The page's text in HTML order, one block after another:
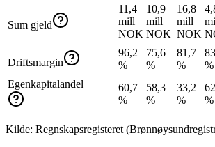
Sum gjeld
11,4
mill
NOK
10,9
mill
NOK
16,8
mill
NOK
Driftsmargin
96,2
%
75,6
%
81,7
%
%
Egenkapitalandel
60,7
%
58,3
%
33,2
%
%
Kilde: Regnskapsregisteret